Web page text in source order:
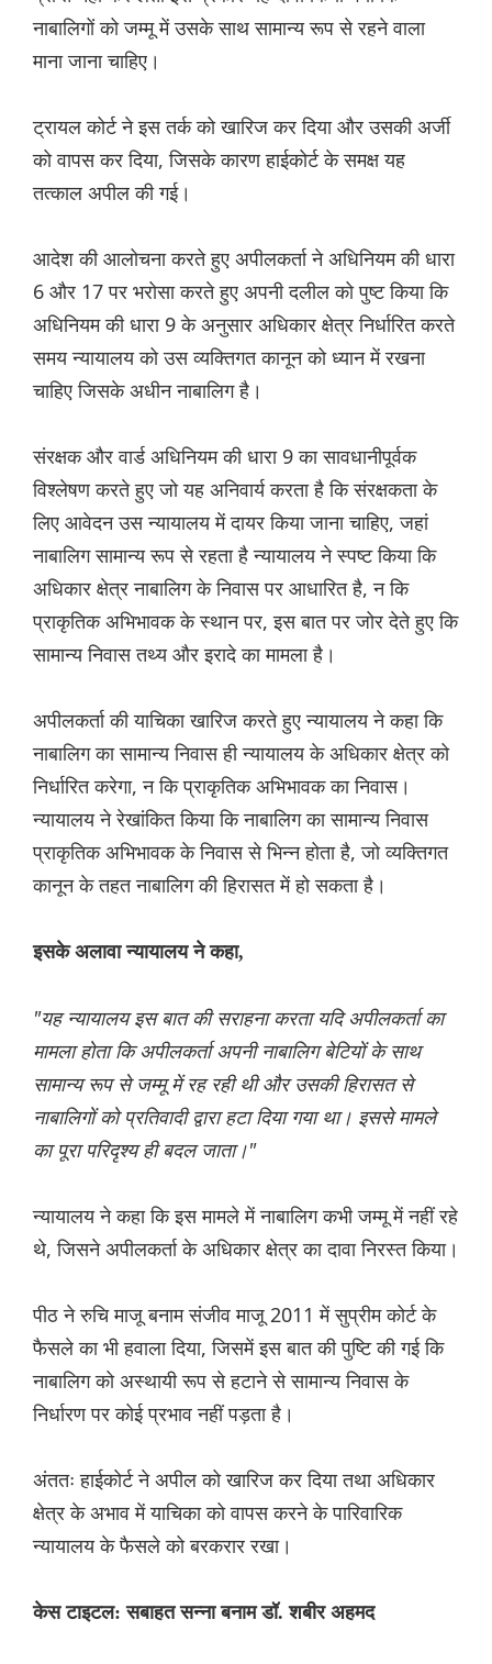
नाबालिगों को जम्मू में उसके साथ सामान्य रूप से रहने वाला
माना जाना चाहिए।
ट्रायल कोर्ट ने इस तर्क को खारिज कर दिया और उसकी अर्जी
को वापस कर दिया, जिसके कारण हाईकोर्ट के समक्ष यह
तत्काल अपील की गई।
आदेश की आलोचना करते हुए अपीलकर्ता ने अधिनियम की धारा
6 और 17 पर भरोसा करते हुए अपनी दलील को पुष्ट किया कि
अधिनियम की धारा 9 के अनुसार अधिकार क्षेत्र निर्धारित करते
समय न्यायालय को उस व्यक्तिगत कानून को ध्यान में रखना
चाहिए जिसके अधीन नाबालिग है।
संरक्षक और वार्ड अधिनियम की धारा 9 का सावधानीपूर्वक
विश्लेषण करते हुए जो यह अनिवार्य करता है कि संरक्षकता के
लिए आवेदन उस न्यायालय में दायर किया जाना चाहिए, जहां
नाबालिग सामान्य रूप से रहता है न्यायालय ने स्पष्ट किया कि
अधिकार क्षेत्र नाबालिग के निवास पर आधारित है, न कि
प्राकृतिक अभिभावक के स्थान पर, इस बात पर जोर देते हुए कि
सामान्य निवास तथ्य और इरादे का मामला है।
अपीलकर्ता की याचिका खारिज करते हुए न्यायालय ने कहा कि
नाबालिग का सामान्य निवास ही न्यायालय के अधिकार क्षेत्र को
निर्धारित करेगा, न कि प्राकृतिक अभिभावक का निवास।
न्यायालय ने रेखांकित किया कि नाबालिग का सामान्य निवास
प्राकृतिक अभिभावक के निवास से भिन्न होता है, जो व्यक्तिगत
कानून के तहत नाबालिग की हिरासत में हो सकता है।
इसके अलावा न्यायालय ने कहा,
"यह न्यायालय इस बात की सराहना करता यदि अपीलकर्ता का
मामला होता कि अपीलकर्ता अपनी नाबालिग बेटियों के साथ
सामान्य रूप से जम्मू में रह रही थी और उसकी हिरासत से
नाबालिगों को प्रतिवादी द्वारा हटा दिया गया था। इससे मामले
का पूरा परिदृश्य ही बदल जाता।"
न्यायालय ने कहा कि इस मामले में नाबालिग कभी जम्मू में नहीं रहे
थे, जिसने अपीलकर्ता के अधिकार क्षेत्र का दावा निरस्त किया।
पीठ ने रुचि माजू बनाम संजीव माजू 2011 में सुप्रीम कोर्ट के
फैसले का भी हवाला दिया, जिसमें इस बात की पुष्टि की गई कि
नाबालिग को अस्थायी रूप से हटाने से सामान्य निवास के
निर्धारण पर कोई प्रभाव नहीं पड़ता है।
अंततः हाईकोर्ट ने अपील को खारिज कर दिया तथा अधिकार
क्षेत्र के अभाव में याचिका को वापस करने के पारिवारिक
न्यायालय के फैसले को बरकरार रखा।
केस टाइटल: सबाहत सन्ना बनाम डॉ. शबीर अहमद